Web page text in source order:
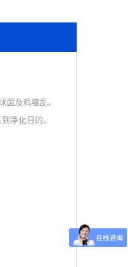
及鸡嚯乱、
净化目的。